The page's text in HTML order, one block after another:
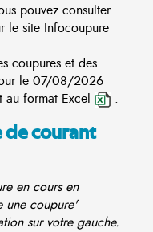
pouvez consulter
le site Infocoupure
coupures et des
le 07/08/2026
au format Excel .
de courant
en cours en
une coupure'
sur votre gauche.